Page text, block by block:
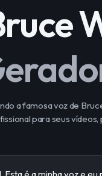
a famosa voz de
para seus